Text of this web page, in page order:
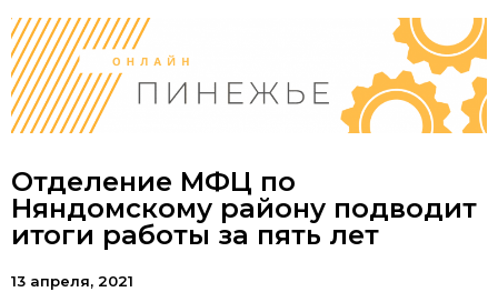
Отделение МФЦ по
Няндомскому району подводит
итоги работы за пять лет
13 апреля, 2021